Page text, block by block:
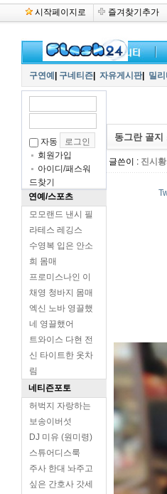
시작페이지로 즐겨찾기추가
구연예 구네티즌 자유게시판| 밀리
자동
회원가입
아이디/패스워
드찾기
연예/스포츠
모모랜드 낸시 필
라테스 레깅스
수영복 입은 안소
희 몸매
프로미스나인 이
채영 청바지 몸매
엑신 노바 영끌했
네 영끌했어
트와이스 다현 전
신 타이트한 옷차
림
네티즌포토
허벅지 자랑하는
보송이버섯
DJ 미유 (원미령)
스튜어디스룩
주사 한대 놔주고
싶은 간호사 갓세
동그란 골지
글쓴이 : 진시황